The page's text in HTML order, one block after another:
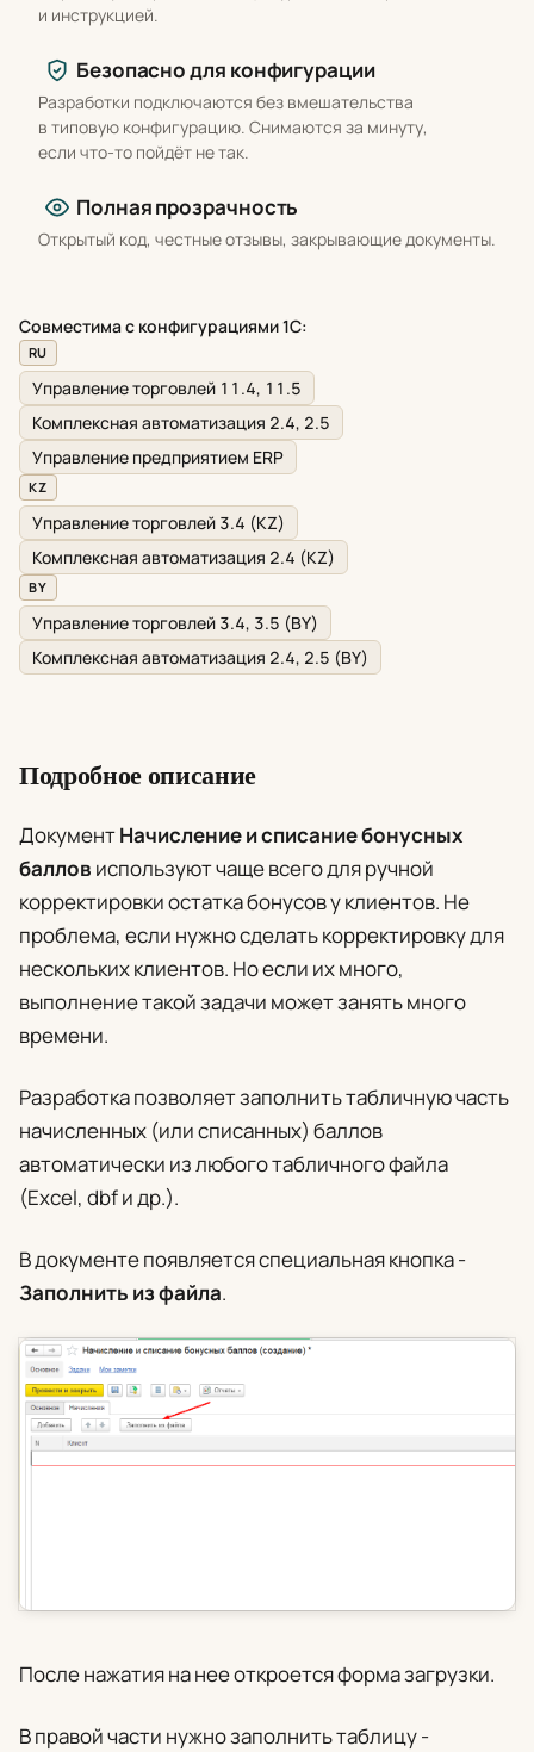
и инструкцией.
Безопасно для конфигурации
Разработки подключаются без вмешательства
в типовую конфигурацию. Снимаются за минуту,
если что-то пойдёт не так.
Полная прозрачность
Открытый код, честные отзывы, закрывающие документы.
Совместима с конфигурациями 1С:
RU
Управление торговлей 11.4, 11.5
Комплексная автоматизация 2.4, 2.5
Управление предприятием ERP
KZ
Управление торговлей 3.4 (KZ)
Комплексная автоматизация 2.4 (KZ)
BY
Управление торговлей 3.4, 3.5 (BY)
Комплексная автоматизация 2.4, 2.5 (BY)
Подробное описание
ДокументНачисление и списание бонусных
баллов используют чаще всего для ручной
корректировки остатка бонусов у клиентов. Не
проблема, если нужно сделать корректировку для
нескольких клиентов. Но если их много,
выполнение такой задачи может занять много
времени.
Разработка позволяет заполнить табличную часть
начисленных (или списанных) баллов
автоматически из любого табличного файла
(Excel, dbf и др.).
В документе появляется специальная кнопка -
Заполнить из файла.
После нажатия на нее откроется форма загрузки.
В правой части нужно заполнить таблицу -